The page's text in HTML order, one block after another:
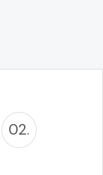
02.